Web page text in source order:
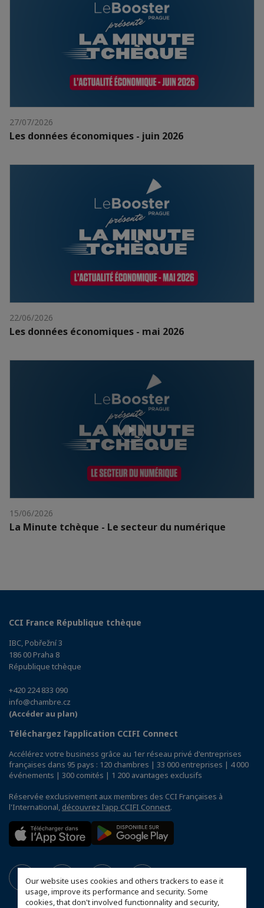
Our website uses cookies and others trackers to ease it
usage, improve its performance and security. Some
cookies, that don't involved functionnality and security,
27/07/2026
Les données économiques - juin 2026
22/06/2026
Les données économiques - mai 2026
15/06/2026
La Minute tchèque - Le secteur du numérique
CCI France République tchèque
IBC, Pobřežní 3
186 00 Praha 8
République tchèque
+420 224 833 090
info@chambre.cz
(Accéder au plan)
Téléchargez l’application CCIFI Connect
Accélérez votre business grâce au 1er réseau privé d'entreprises
françaises dans 95 pays : 120 chambres | 33 000 entreprises | 4 000
événements | 300 comités | 1 200 avantages exclusifs
Réservée exclusivement aux membres des CCI Françaises à
l'International, découvrez l'app CCIFI Connect.